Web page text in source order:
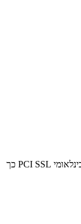
באתר מותקנת אבטחה מתקדמת העומדת בתקן הבינלאומי PCI SSL כך